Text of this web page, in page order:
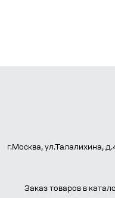
г.Москва, ул.Талалихина,
Заказ товаров в